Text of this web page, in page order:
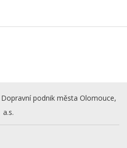
Dopravní podnik města Olomouce,
a.s.